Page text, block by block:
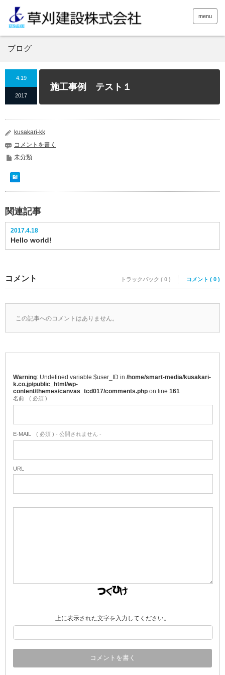
menu
ブログ
4.19
2017
施工事例 テスト１
kusakari-kk
コメントを書く
未分類
関連記事
2017.4.18
Hello world!
コメント トラックバック ( 0 ) コメント ( 0 )
この記事へのコメントはありません。
Warning : Undefined variable $user_ID in /home/smart-media/kusakari-
k.co.jp/public_html/wp-
content/themes/canvas_tcd017/comments.php on line 161
名前 ( 必須 )
E-MAIL ( 必須 ) - 公開されません -
URL
上に表示された文字を入力してください。